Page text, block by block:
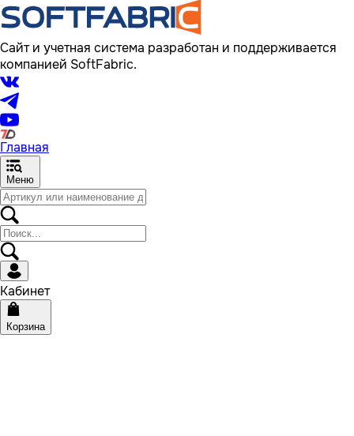
Сайт и учетная система разработан и поддерживается
компанией SoftFabric.
Главная
Меню
Кабинет
Корзина